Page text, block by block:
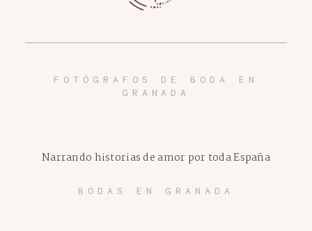
FOTÓGRAFOS DE BODA EN
GRANADA
BODAS EN GRANADA
Narrando historias de amor por toda España